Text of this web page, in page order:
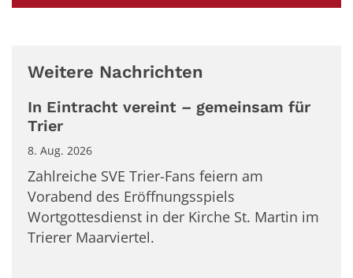
Weitere Nachrichten
In Eintracht vereint – gemeinsam für
Trier
8. Aug. 2026
Zahlreiche SVE Trier-Fans feiern am
Vorabend des Eröffnungsspiels
Wortgottesdienst in der Kirche St. Martin im
Trierer Maarviertel.